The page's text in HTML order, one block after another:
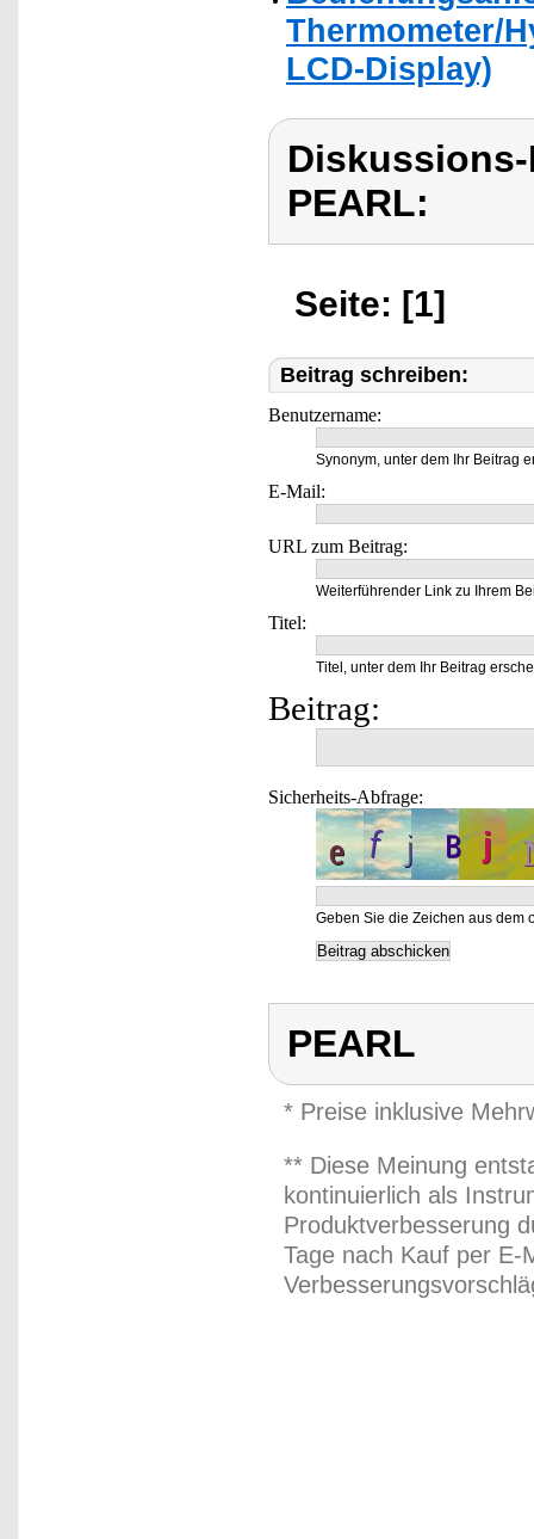
Thermometer/
LCD-Display)
PEARL:
Seite: [1]
Beitrag schreiben:
Benutzername:
Synonym, unter dem Ihr Beitrag
E-Mail:
URL zum Beitrag:
Weiterführender Link zu Ihrem
Titel:
Titel, unter dem Ihr Beitrag
Beitrag:
Sicherheits-Abfrage:
Geben Sie die Zeichen aus dem
PEARL
* Preise inklusive
** Diese Meinung
kontinuierlich als
Produktverbesserung
Tage nach Kauf per E-